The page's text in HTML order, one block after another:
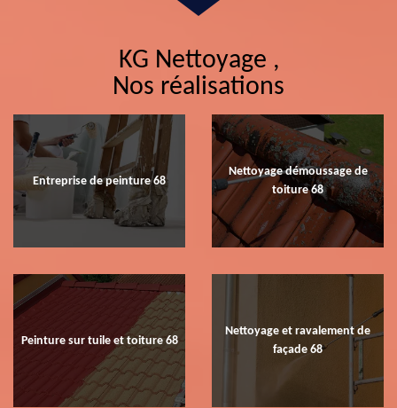
KG Nettoyage ,
Nos réalisations
Entreprise de peinture 68
Nettoyage démoussage de
toiture 68
Peinture sur tuile et toiture 68
Nettoyage et ravalement de
façade 68